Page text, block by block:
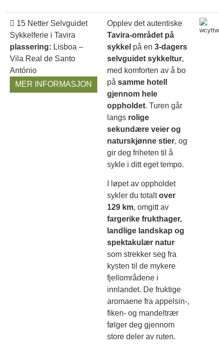
15 Netter Selvguidet
Sykkelferie i Tavira
plassering: Lisboa –
Vila Real de Santo
António
MER INFORMASJON
Opplev det autentiske
Tavira-området på
sykkel på en 3-dagers
selvguidet sykkeltur,
med komforten av å bo
på samme hotell
gjennom hele
oppholdet. Turen går
langs rolige
sekundære veier og
naturskjønne stier, og
gir deg friheten til å
sykle i ditt eget tempo.
I løpet av oppholdet
sykler du totaltover
129 km, omgitt av
fargerike frukthager,
landlige landskap og
spektakulær natur
som strekker seg fra
kysten til de mykere
fjellområdene i
innlandet. De fruktige
aromaene fra appelsin-,
fiken- og mandeltrær
følger deg gjennom
store deler av ruten.